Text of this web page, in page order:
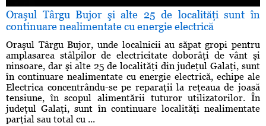
Oraşul Târgu Bujor şi alte 25 de localităţi sunt în
continuare nealimentate cu energie electrică
Oraşul Târgu Bujor, unde localnicii au săpat gropi pentru
amplasarea stâlpilor de electricitate doborâţi de vânt şi
ninsoare, dar şi alte 25 de localităţi din judeţul Galaţi, sunt
în continuare nealimentate cu energie electrică, echipe ale
Electrica concentrându-se pe reparaţii la reţeaua de joasă
tensiune, în scopul alimentării tuturor utilizatorilor. În
judeţul Galaţi, sunt în continuare localităţi nealimentate
parţial sau total cu ...